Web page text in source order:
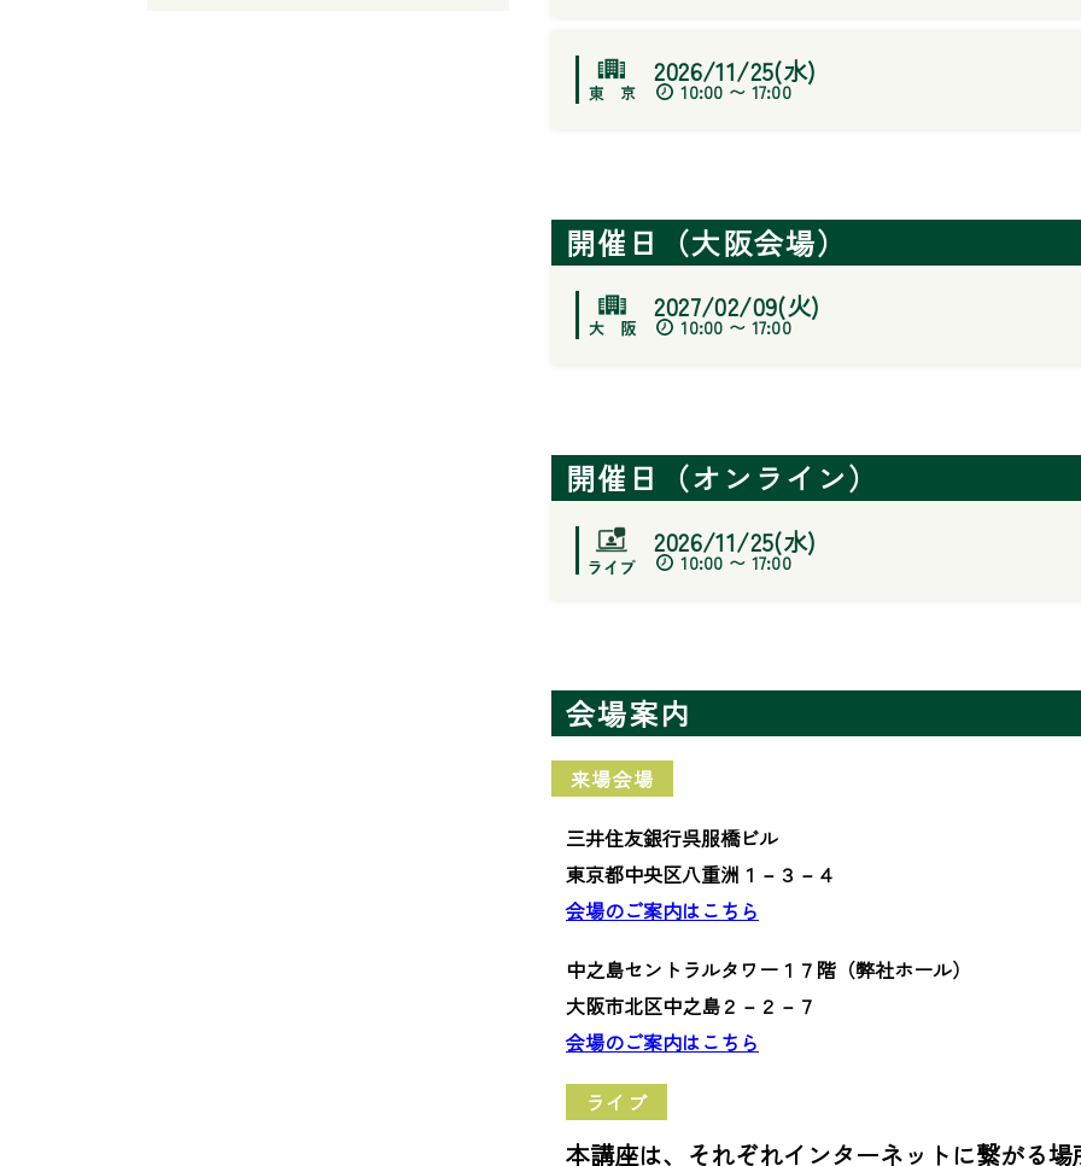
2026/11/25(水)
10:00 〜 17:00
開催日（大阪会場）
2027/02/09(火)
10:00 〜 17:00
開催日（オンライン）
2026/11/25(水)
10:00 〜 17:00
会場案内
来場会場
三井住友銀行呉服橋ビル
東京都中央区八重洲１－３－４
会場のご案内はこちら
中之島セントラルタワー１７階（弊社ホール）
大阪市北区中之島２－２－７
会場のご案内はこちら
ライブ
本講座は、それぞれインターネットに繋がる